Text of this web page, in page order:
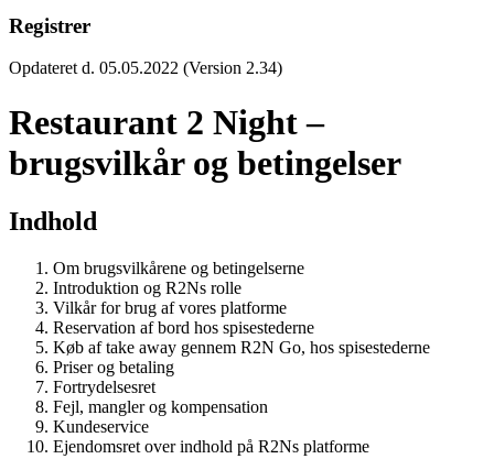
Registrer
Opdateret d. 05.05.2022 (Version 2.34)
Restaurant 2 Night –
brugsvilkår og betingelser
Indhold
Om brugsvilkårene og betingelserne
Introduktion og R2Ns rolle
Vilkår for brug af vores platforme
Reservation af bord hos spisestederne
Køb af take away gennem R2N Go, hos spisestederne
Priser og betaling
Fortrydelsesret
Fejl, mangler og kompensation
Kundeservice
Ejendomsret over indhold på R2Ns platforme